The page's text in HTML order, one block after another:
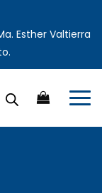
Esther Valtierra